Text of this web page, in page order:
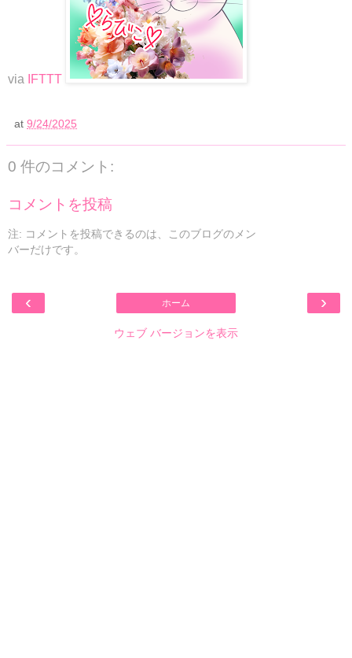
via IFTTT
at 9/24/2025
0 件のコメント:
コメントを投稿
注: コメントを投稿できるのは、このブログのメン
バーだけです。
‹ ›
ホーム
ウェブ バージョンを表示